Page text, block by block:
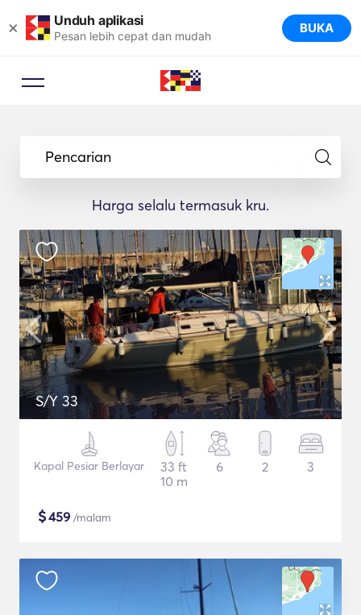
× Unduh aplikasi
Pesan lebih cepat dan mudah BUKA
Pencarian
Harga selalu termasuk kru.
S/Y 33
Kapal Pesiar Berlayar
33 ft
10 m
6 2 3
$459 /malam